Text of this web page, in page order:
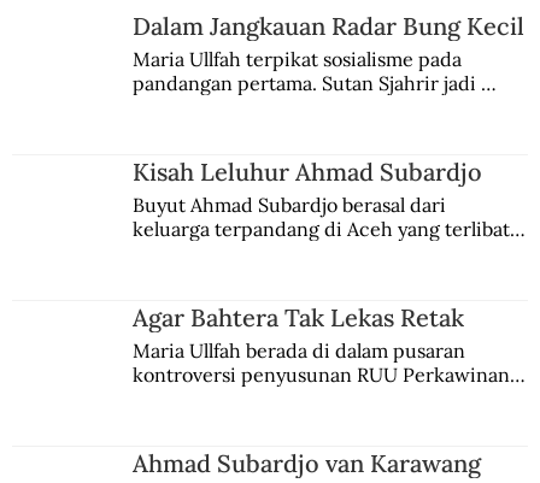
Dalam Jangkauan Radar Bung Kecil
Maria Ullfah terpikat sosialisme pada
pandangan pertama. Sutan Sjahrir jadi
Kisah Leluhur Ahmad Subardjo
Buyut Ahmad Subardjo berasal dari
keluarga terpandang di Aceh yang terlibat
Agar Bahtera Tak Lekas Retak
Maria Ullfah berada di dalam pusaran
kontroversi penyusunan RUU Perkawinan.
Ahmad Subardjo van Karawang